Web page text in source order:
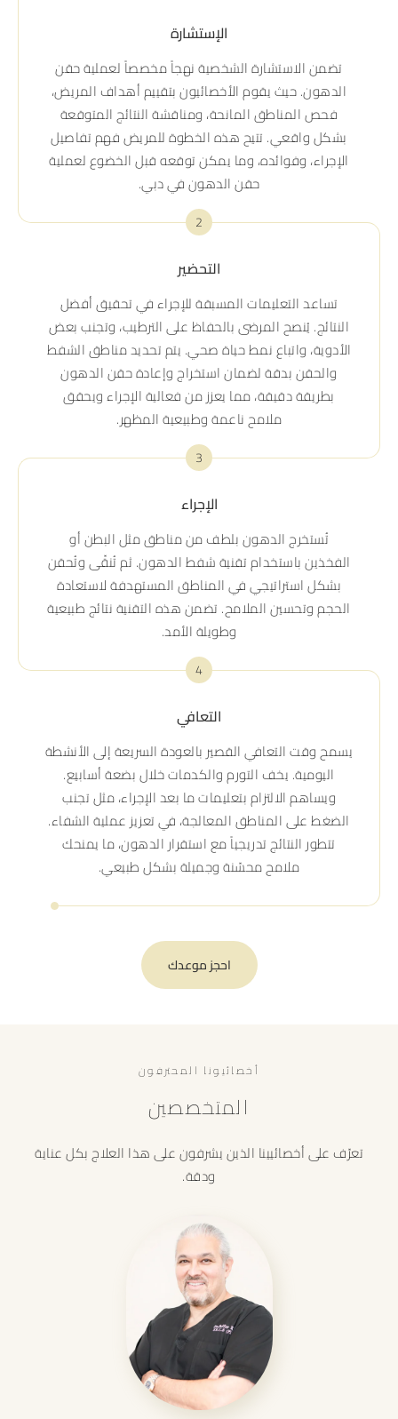
الإستشارة
تضمن الاستشارة الشخصية نهجاً مخصصاً لعملية حقن
الدهون. حيث يقوم الأخصائيون بتقييم أهداف المريض،
فحص المناطق المانحة، ومناقشة النتائج المتوقعة
بشكل واقعي. تتيح هذه الخطوة للمريض فهم تفاصيل
الإجراء، وفوائده، وما يمكن توقعه قبل الخضوع لعملية
حقن الدهون في دبي.
2
التحضير
تساعد التعليمات المسبقة للإجراء في تحقيق أفضل
النتائج. يُنصح المرضى بالحفاظ على الترطيب، وتجنب بعض
الأدوية، واتباع نمط حياة صحي. يتم تحديد مناطق الشفط
والحقن بدقة لضمان استخراج وإعادة حقن الدهون
بطريقة دقيقة، مما يعزز من فعالية الإجراء ويحقق
ملامح ناعمة وطبيعية المظهر.
4
التعافي
يسمح وقت التعافي القصير بالعودة السريعة إلى الأنشطة
اليومية. يخف التورم والكدمات خلال بضعة أسابيع.
ويساهم الالتزام بتعليمات ما بعد الإجراء، مثل تجنب
الضغط على المناطق المعالجة، في تعزيز عملية الشفاء.
تتطور النتائج تدريجياً مع استقرار الدهون، ما يمنحك
ملامح محسّنة وجميلة بشكل طبيعي.
3
الإجراء
تُستخرج الدهون بلطف من مناطق مثل البطن أو
الفخذين باستخدام تقنية شفط الدهون. ثم تُنقّى وتُحقن
بشكل استراتيجي في المناطق المستهدفة لاستعادة
الحجم وتحسين الملامح. تضمن هذه التقنية نتائج طبيعية
وطويلة الأمد.
احجز موعدك
أخصائيونا المحترفون
المتخصصين
تعرّف على أخصائيينا الذين يشرفون على هذا العلاج بكل عناية
ودقة.